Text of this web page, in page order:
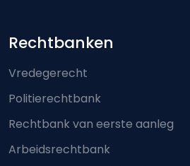
Footer-menu
Rechtbanken
Vredegerecht
Politierechtbank
Rechtbank van eerste aanleg
Arbeidsrechtbank